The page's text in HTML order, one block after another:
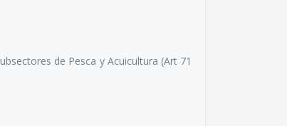
de Pesca y Acuicultura (Art 71